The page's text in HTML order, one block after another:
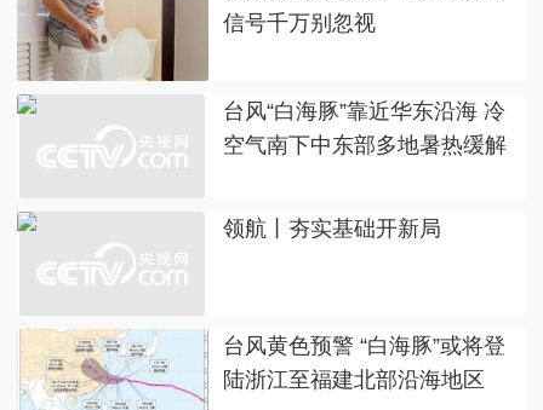
信号千万别忽视
台风“白海豚”靠近华东沿海 冷
空气南下中东部多地暑热缓解
领航丨夯实基础开新局
台风黄色预警 “白海豚”或将登
陆浙江至福建北部沿海地区